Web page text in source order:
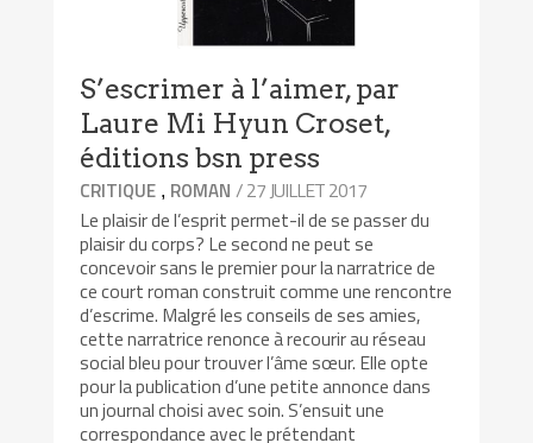
S’escrimer à l’aimer, par
Laure Mi Hyun Croset,
éditions bsn press
CRITIQUE , ROMAN / 27 JUILLET 2017
Le plaisir de l’esprit permet-il de se passer du
plaisir du corps? Le second ne peut se
concevoir sans le premier pour la narratrice de
ce court roman construit comme une rencontre
d’escrime. Malgré les conseils de ses amies,
cette narratrice renonce à recourir au réseau
social bleu pour trouver l’âme sœur. Elle opte
pour la publication d’une petite annonce dans
un journal choisi avec soin. S’ensuit une
correspondance avec le prétendant